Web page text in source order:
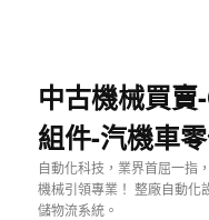
中古機械買
組件-汽機車
自動化科技，業界首屈一指
機械引領專業！ 整廠自動化
儲物流系統。